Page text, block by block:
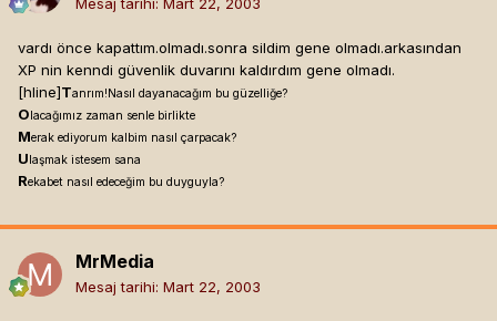
Mesaj tarihi: Mart 22, 2003
vardı önce kapattım.olmadı.sonra sildim gene olmadı.arkasından
XP nin kenndi güvenlik duvarını kaldırdım gene olmadı.
[hline]Tanrım!Nasıl dayanacağım bu güzelliğe?
O lacağımız zaman senle birlikte
Merak ediyorum kalbim nasıl çarpacak?
U laşmak istesem sana
Rekabet nasıl edeceğim bu duyguyla?
MrMedia
Mesaj tarihi: Mart 22, 2003